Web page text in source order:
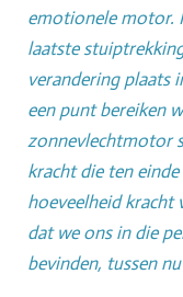
emotionele motor.
laatste
verandering plaats
een punt bereiken
zonnevlechtmotor
kracht die ten
hoeveelheid kracht
dat we ons in die
bevinden, tussen nu